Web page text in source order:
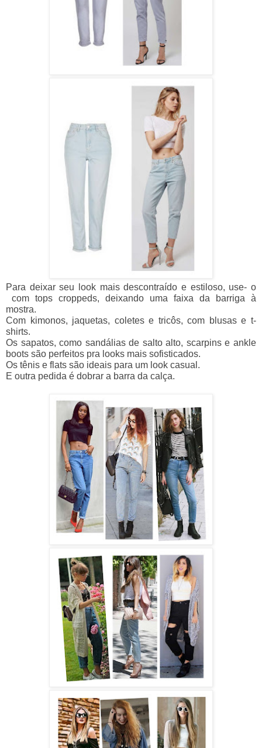
Para deixar seu look mais descontraído e estiloso, use- o
com tops croppeds, deixando uma faixa da barriga à
mostra.
Com kimonos, jaquetas, coletes e tricôs,com blusas e t-
shirts.
Os sapatos, como sandálias de salto alto, scarpins e ankle
boots são perfeitos pra looks mais sofisticados.
Os tênis e flats são ideais para um look casual.
E outra pedida é dobrar a barra da calça.